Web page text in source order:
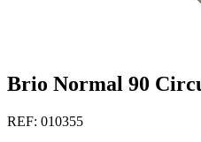
Brio Normal 90
REF: 010355